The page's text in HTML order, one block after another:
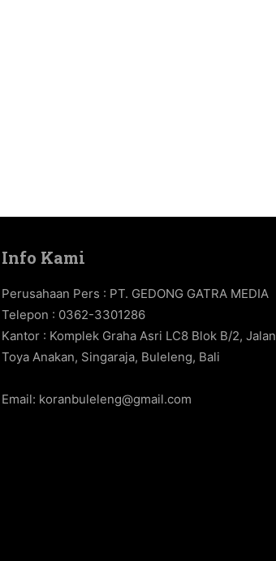
Info Kami
Perusahaan Pers : PT. GEDONG GATRA MEDIA
Telepon : 0362-3301286
Kantor : Komplek Graha Asri LC8 Blok B/2, Jalan
Toya Anakan, Singaraja, Buleleng, Bali
Email: koranbuleleng@gmail.com